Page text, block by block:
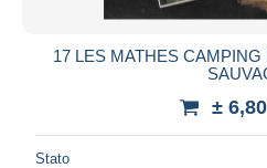
17 LES MATHES
±
Stato